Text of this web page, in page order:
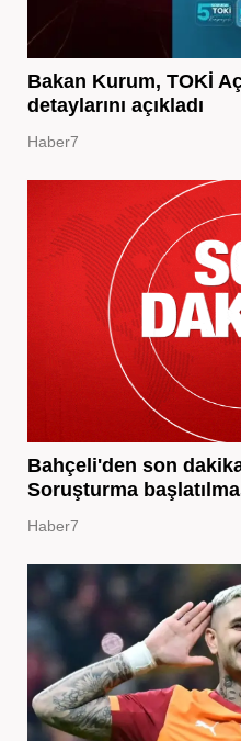
Bakan Kurum, TOKİ
detaylarını açıkladı
Haber7
Bahçeli'den son
Soruşturma
Haber7